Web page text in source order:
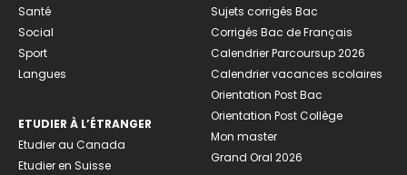
Santé
Social
Sport
Langues
ETUDIER À L’ÉTRANGER
Etudier au Canada
Etudier en Suisse
Sujets corrigés Bac
Corrigés Bac de Français
Calendrier Parcoursup 2026
Calendrier vacances scolaires
Orientation Post Bac
Orientation Post Collège
Mon master
Grand Oral 2026